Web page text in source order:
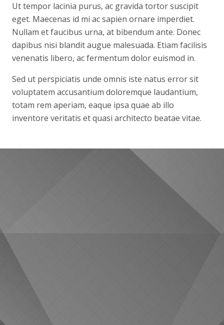
Ut tempor lacinia purus, ac gravida tortor suscipit
eget. Maecenas id mi ac sapien ornare imperdiet.
Nullam et faucibus urna, at bibendum ante. Donec
dapibus nisi blandit augue malesuada. Etiam facilisis
venenatis libero, ac fermentum dolor euismod in.
Sed ut perspiciatis unde omnis iste natus error sit
voluptatem accusantium doloremque laudantium,
totam rem aperiam, eaque ipsa quae ab illo
inventore veritatis et quasi architecto beatae vitae.